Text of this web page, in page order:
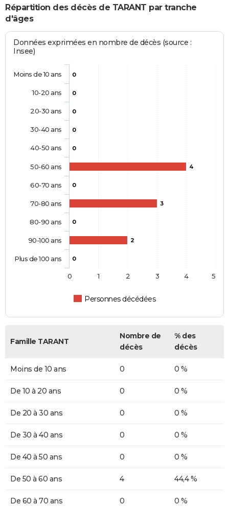
Répartition des décès de TARANT par tranche
d'âges
Données exprimées en nombre de décès (source :
Insee)
0
0
0
0
0
4
0
3
0
2
0
Personnes décédées
Moins de 10 ans
10-20 ans
20-30 ans
30-40 ans
40-50 ans
50-60 ans
60-70 ans
70-80 ans
80-90 ans
90-100 ans
Plus de 100 ans
0 1 2 3 4 5
Famille TARANT
Nombre de
décès
% des
décès
Moins de 10 ans 0 0 %
De 10 à 20 ans 0 0 %
De 20 à 30 ans 0 0 %
De 30 à 40 ans 0 0 %
De 40 à 50 ans 0 0 %
De 50 à 60 ans 4 44,4 %
De 60 à 70 ans 0 0 %